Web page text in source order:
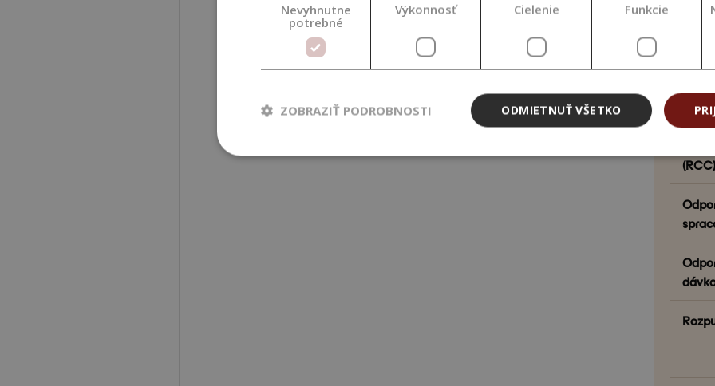
Nevyhnutne
potrebné
Výkonnosť Cielenie Funkcie
ODMIETNUŤ VŠETKO
ZOBRAZIŤ PODROBNOSTI